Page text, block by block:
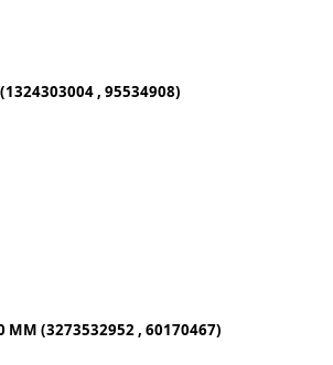
(1324303004 , 95534908)
MM (3273532952 , 60170467)